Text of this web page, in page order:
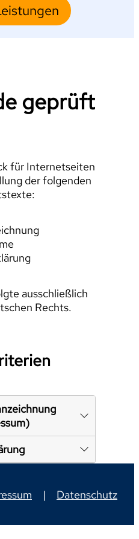
geprüft
für Internetseiten
der folgenden
ausschließlich
Rechts.
| Datenschutz